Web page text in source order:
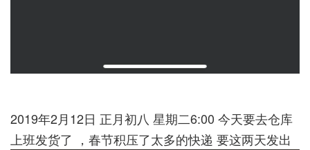
2019年2月12日 正月初八 星期二6:00 今天要去仓库
上班发货了 ，春节积压了太多的快递 要这两天发出